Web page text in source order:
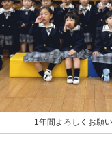
1年間よろしくお願